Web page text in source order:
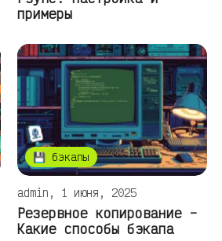
примеры
💾 бэкапы
admin, 1 июня, 2025
Резервное копирование –
Какие способы бэкапа